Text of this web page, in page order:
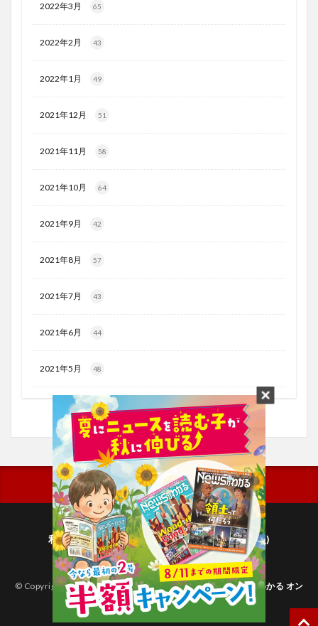
2022年3月 65
2022年2月 43
2022年1月 49
2021年12月 51
2021年11月 58
2021年10月 64
2021年9月 42
2021年8月 57
2021年7月 43
2021年6月 44
2021年5月 48
利用規約
プライバシーポリシー(毎日新聞出版)
個人情報について(毎日新聞社)
© Copyright 2026子どものためのニュース雑誌「ニュースがわかる オン
ライン」.